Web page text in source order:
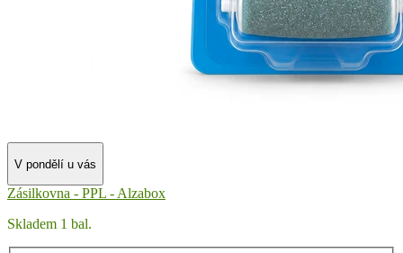
V pondělí u vás
Zásilkovna - PPL - Alzabox
Skladem 1 bal.